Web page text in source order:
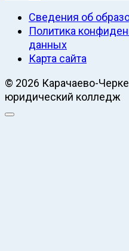
Сведения об
Политика
данных
Карта сайта
© 2026 Карачаево-
юридический колледж